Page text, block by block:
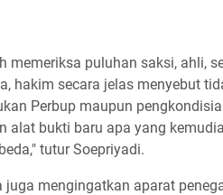
memeriksa puluhan saksi, ahli,
hakim secara jelas menyebut
Perbup maupun
alat bukti baru apa yang
tutur Soepriyadi.
juga mengingatkan aparat